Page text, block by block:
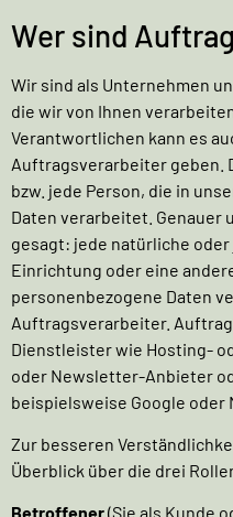
Wer sind
Wir sind als Unternehmen
die wir von Ihnen
Verantwortlichen kann es
Auftragsverarbeiter geben.
bzw. jede Person, die in
Daten verarbeitet. Genauer
gesagt: jede natürliche
Einrichtung oder eine
personenbezogene Daten
Auftragsverarbeiter.
Dienstleister wie Hosting-
oder Newsletter-Anbieter
beispielsweise Google oder
Zur besseren
Überblick über die drei
Betroffener(Sie als Kunde